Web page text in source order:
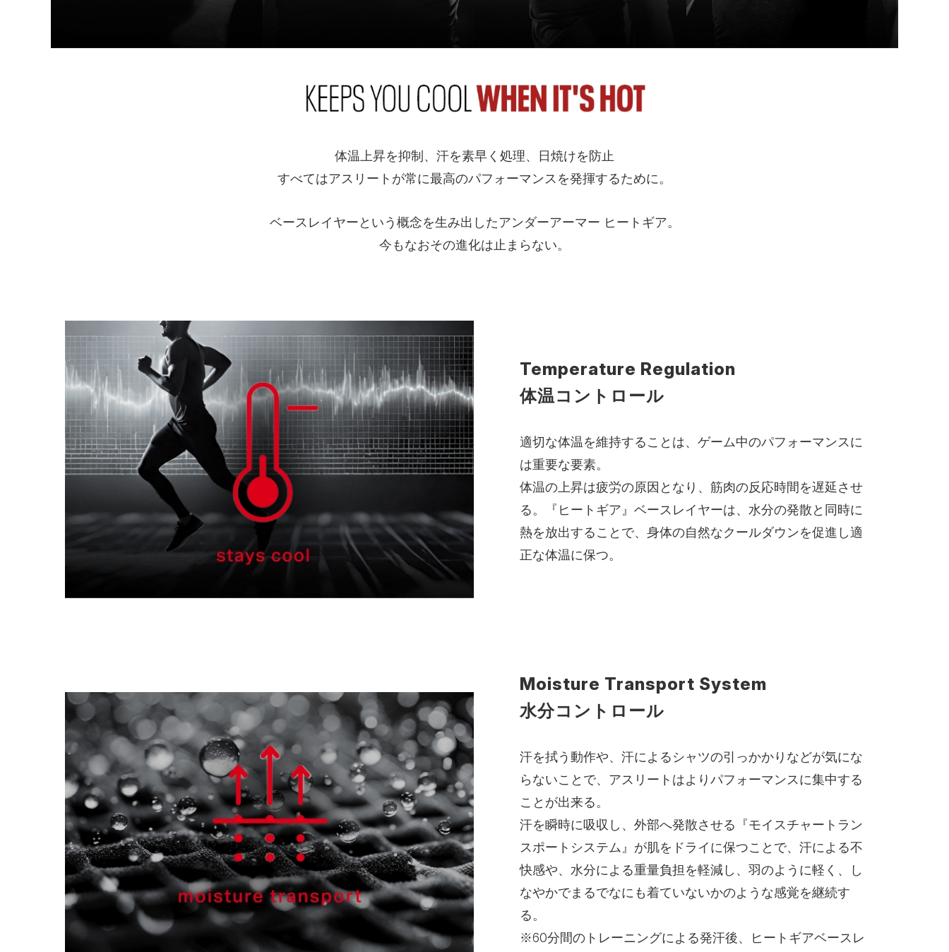
体温上昇を抑制、汗を素早く処理、日焼けを防止
すべてはアスリートが常に最高のパフォーマンスを発揮するために。
ベースレイヤーという概念を生み出したアンダーアーマー ヒートギア。
今もなおその進化は止まらない。
Temperature Regulation
体温コントロール
適切な体温を維持することは、ゲーム中のパフォーマンスに
は重要な要素。
体温の上昇は疲労の原因となり、筋肉の反応時間を遅延させ
る。『ヒートギア』ベースレイヤーは、水分の発散と同時に
熱を放出することで、身体の自然なクールダウンを促進し適
正な体温に保つ。
Moisture Transport System
水分コントロール
汗を拭う動作や、汗によるシャツの引っかかりなどが気にな
らないことで、アスリートはよりパフォーマンスに集中する
ことが出来る。
汗を瞬時に吸収し、外部へ発散させる『モイスチャートラン
スポートシステム』が肌をドライに保つことで、汗による不
快感や、水分による重量負担を軽減し、羽のように軽く、し
なやかでまるでなにも着ていないかのような感覚を継続す
る。
※60分間のトレーニングによる発汗後、ヒートギアベースレ